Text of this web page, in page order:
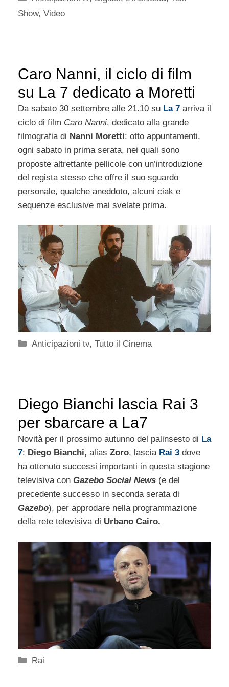
Show, Video
Caro Nanni, il ciclo di film
su La 7 dedicato a Moretti
Da sabato 30 settembre alle 21.10 su La 7 arriva il
ciclo di film Caro Nanni, dedicato alla grande
filmografia di Nanni Moretti: otto appuntamenti,
ogni sabato in prima serata, nei quali sono
proposte altrettante pellicole con un’introduzione
del regista stesso che offre il suo sguardo
personale, qualche aneddoto, alcuni ciak e
sequenze esclusive mai svelate prima.
Categorie
Anticipazioni tv,Tutto il Cinema
Diego Bianchi lascia Rai 3
per sbarcare a La7
Novità per il prossimo autunno del palinsesto di La
7: Diego Bianchi, alias Zoro, lascia Rai 3 dove
ha ottenuto successi importanti in questa stagione
televisiva con Gazebo Social News (e del
precedente successo in seconda serata di
Gazebo), per approdare nella programmazione
della rete televisiva di Urbano Cairo.
Categorie
Rai